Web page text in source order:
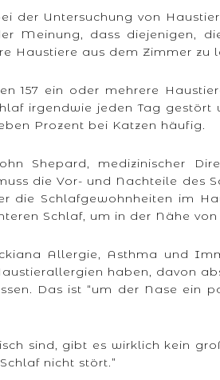
der Untersuchung von
Meinung, dass diejenigen,
Haustiere aus dem Zimmer zu
157 ein oder mehrere
irgendwie jeden Tag gestört
Prozent bei Katzen häufig.
Shepard, medizinischer
die Vor- und Nachteile des
die Schlafgewohnheiten im
Schlaf, um in der Nähe von
Allergie, Asthma und
haben, davon
Das ist “um der Nase ein
sind, gibt es wirklich kein
nicht stört.”